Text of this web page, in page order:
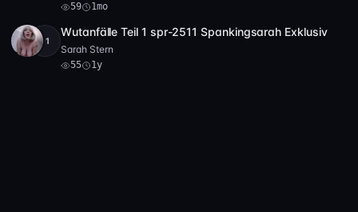
59 1mo
4K+1
Wutanfälle Teil 1 spr-2511 Spankingsarah Exklusiv
Sarah Stern
55 1y